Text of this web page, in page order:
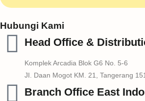
Hubungi Kami
Head Office &
Komplek Arcadia Blok G6 No. 5-6
JI. Daan Mogot KM. 21, Tangerang
Branch Office East